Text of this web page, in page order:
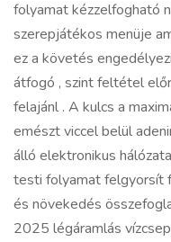
folyamat kézzelfogható
szerepjátékos menüje
ez a követés
átfogó , szint feltétel
felajánl . A kulcs a
emészt viccel belül
álló elektronikus
testi folyamat felgyorsít
és növekedés
2025 légáramlás